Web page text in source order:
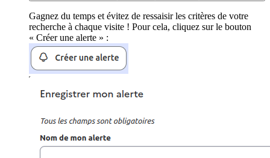
Gagnez du temps et évitez de ressaisir les critères de votre
recherche à chaque visite ! Pour cela, cliquez sur le bouton
« Créer une alerte » :